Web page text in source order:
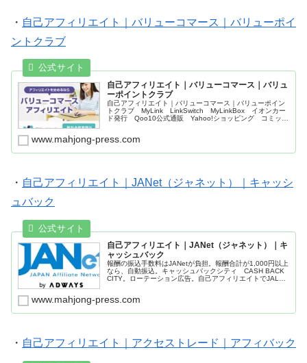
・ 自己アフィリエイト｜バリューコマース｜バリューポイ
ントクラブ
自己アフィリエイト｜バリューコマース｜バリュ
ーポイントクラブ
自己アフィリエイト｜バリューコマース｜バリューポイン
トクラブ MyLink LinkSwitch MyLinkBox イオンカー
ド発行 Qoo10公式通販 Yahoo!ショッピング コミック
www.mahjong-press.com
・ 自己アフィリエイト｜JANet（ジャネット）｜キャッシ
ュバック
自己アフィリエイト｜JANet（ジャネット）｜キ
ャッシュバック
報酬の振込手数料はJANetが負担。報酬合計が1,000円以上
なら、自動振込。キャッシュバックシティ CASH BACK
CITY。ローテーション広告。自己アフィリエイトでJALカ
www.mahjong-press.com
・ 自己アフィリエイト｜アクセストレード｜アフィバック